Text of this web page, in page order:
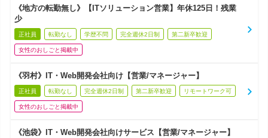
《地方の転勤無し》【ITソリューション営業】年休125日！残業
少
正社員 転勤なし 学歴不問 完全週休2日制 第二新卒歓迎
女性のおしごと掲載中
《羽村》IT・Web開発会社向け【営業/マネージャー】
正社員 転勤なし 完全週休2日制 第二新卒歓迎 リモートワーク可
女性のおしごと掲載中
《池袋》IT・Web開発会社向けサービス【営業/マネージャー】